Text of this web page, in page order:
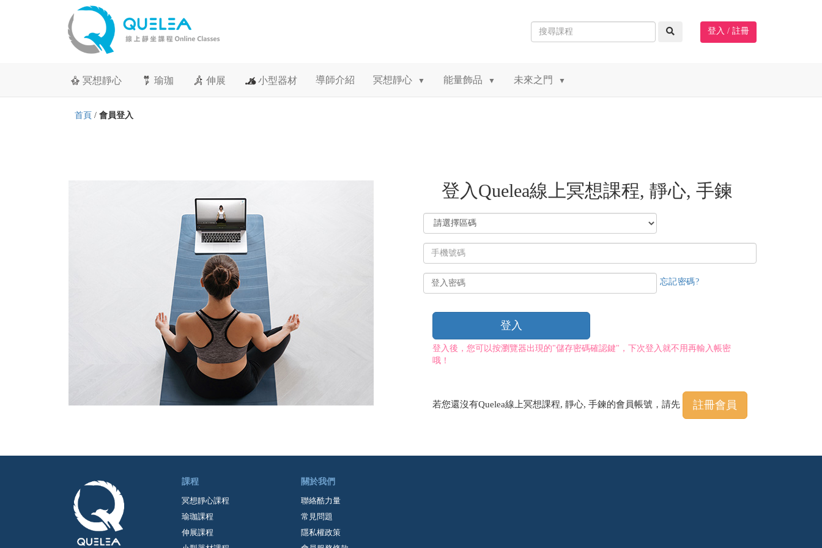
登入 / 註冊
冥想靜心 瑜珈 伸展 小型器材 導師介紹 冥想靜心 ▼ 能量飾品 ▼ 未來之門 ▼
首頁 / 會員登入
登入Quelea線上冥想課程, 靜心, 手鍊
入
帳
入
忘記密碼?
登入
登入後，您可以按瀏覽器出現的"儲存密碼確認鍵"，下次登入就不用再輸入帳密
哦！
若您還沒有Quelea線上冥想課程, 靜心, 手鍊的會員帳號，請先 註冊會員
課程
冥想靜心課程
瑜珈課程
伸展課程
關於我們
聯絡酷力量
常見問題
隱私權政策